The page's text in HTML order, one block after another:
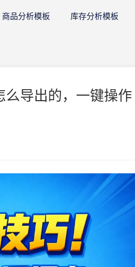
商品分析模板 库存分析模板
导出的，一键操